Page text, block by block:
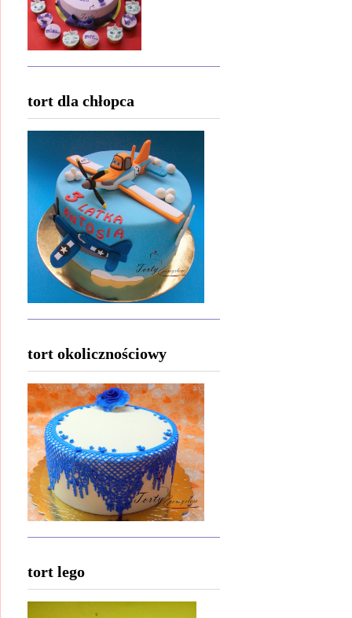
tort dla chłopca
tort okolicznościowy
tort lego